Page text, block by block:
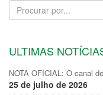
ULTIMAS
NOTA OFICIAL: O canal
25 de julho de 2026